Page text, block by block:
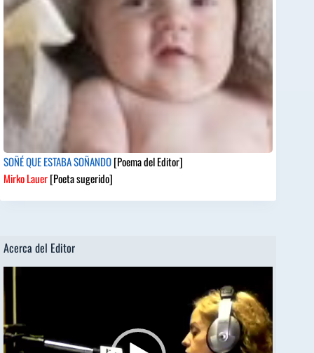
SOÑÉ QUE ESTABA SOÑANDO[Poema del Editor]
Mirko Lauer[Poeta sugerido]
Acerca del Editor
de
vídeo